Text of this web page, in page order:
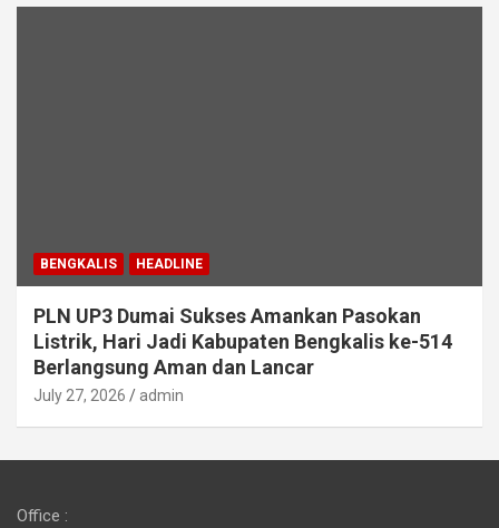
BENGKALIS HEADLINE
PLN UP3 Dumai Sukses Amankan Pasokan
Listrik, Hari Jadi Kabupaten Bengkalis ke-514
Berlangsung Aman dan Lancar
July 27, 2026 admin
Office :